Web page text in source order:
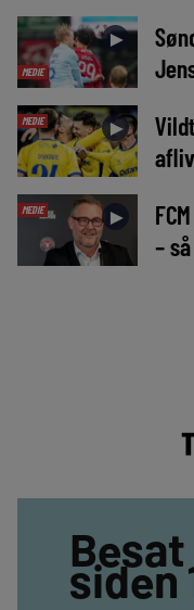
MEDIE
►
MEDIE ►
MEDIE ►
–
siden